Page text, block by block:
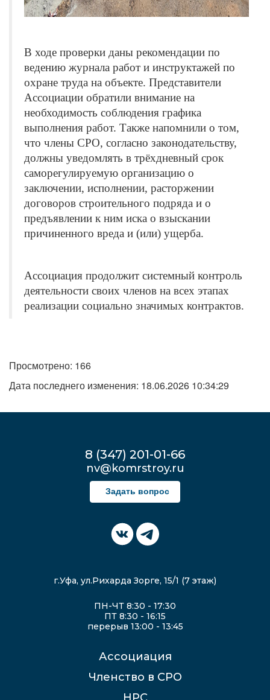
В ходе проверки даны рекомендации по
ведению журнала работ и инструктажей по
охране труда на объекте. Представители
Ассоциации обратили внимание на
необходимость соблюдения графика
выполнения работ. Также напомнили о том,
что члены СРО, согласно законодательству,
должны уведомлять в трёхдневный срок
саморегулируемую организацию о
заключении, исполнении, расторжении
договоров строительного подряда и о
предъявлении к ним иска о взыскании
причиненного вреда и (или) ущерба.
Ассоциация продолжит системный контроль
деятельности своих членов на всех этапах
реализации социально значимых контрактов.
Просмотрено: 166
Дата последнего изменения: 18.06.2026 10:34:29
8 (347) 201-01-66
nv@komrstroy.ru
Задать вопрос
г.Уфа, ул.Рихарда Зорге, 15/1 (7 этаж)
ПН-ЧТ 8:30 - 17:30
ПТ 8:30 - 16:15
перерыв 13:00 - 13:45
Ассоциация
Членство в СРО